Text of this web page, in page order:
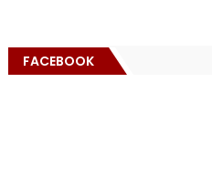
FACEBOOK